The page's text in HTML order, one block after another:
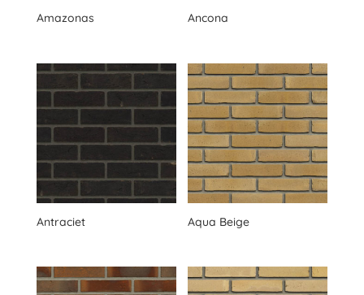
Ukategorisert
Amazonas Ancona
Antraciet Aqua Beige